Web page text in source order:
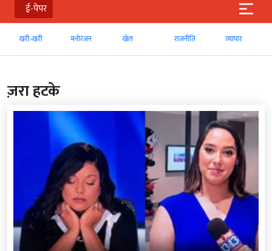
ई-पेपर
खरी-खरी मनोरंजन खेल राजनीति व्‍यापार
ज़रा हटके